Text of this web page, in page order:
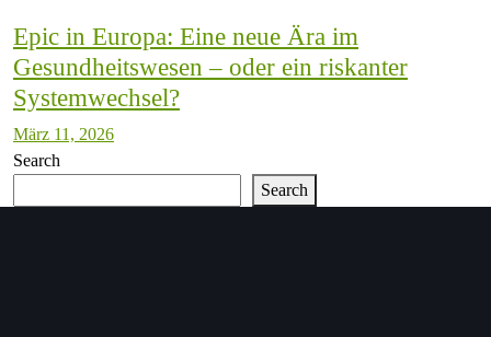
Epic in Europa: Eine neue Ära im
Gesundheitswesen – oder ein riskanter
Systemwechsel?
März 11, 2026
Search
Search